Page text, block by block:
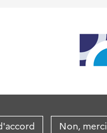
Non, merci